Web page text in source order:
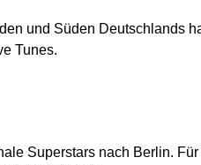
und Süden Deutschlands
Tunes.
Superstars nach Berlin.